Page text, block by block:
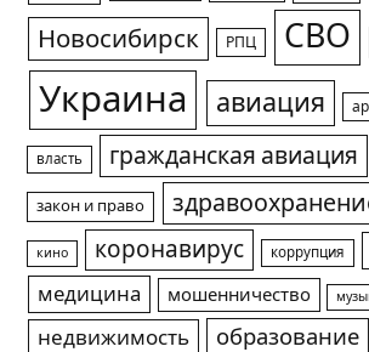
Новосибирск РПЦ СВО
Украина авиация
власть гражданская авиация
закон и право
кино коронавирус коррупция
медицина
мошенничество
недвижимость
образование